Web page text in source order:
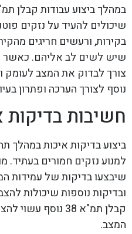
שיכולים להעיד על נזקים
בקירות, ורעשים חריגים
שיש לשים לב אליהם. כאשר
צורך לבדוק את המצב לעומק
נוסף לצורך הערכה ופתרון
חשיבות בדיקות
ביצוע בדיקות איכות במהלך
למנוע נזקים חמורים בעתיד.
שיבצעו בדיקות של עמידות
ובדיקות נוספות שיכולות
קבלן תמ"א 38 נוסף
המצב.